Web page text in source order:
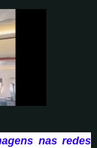
nas redes